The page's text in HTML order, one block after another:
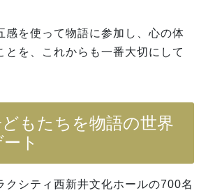
感を使って物語に参加し、心の体
とを、これからも一番大切にして
もたちを物語の世界
ト
クシティ西新井文化ホールの700名